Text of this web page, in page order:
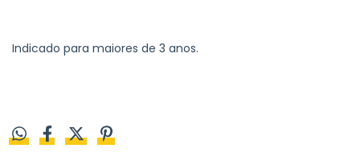
Indicado para maiores de 3 anos.